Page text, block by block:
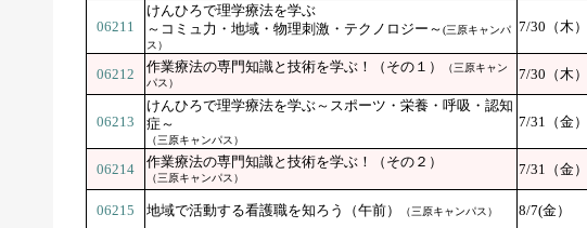
06211
けんひろで理学療法を学ぶ
～コミュ力・地域・物理刺激・テクノロジー～(三原キャンパ
ス）
7/30（木）
06212 作業療法の専門知識と技術を学ぶ！（その１）
（三原キャン
パス）
7/30（木）
06213
けんひろで理学療法を学ぶ～スポーツ・栄養・呼吸・認知
症～
（三原キャンパス）
7/31（金）
06214 作業療法の専門知識と技術を学ぶ！（その２）
（三原キャンパス）
7/31（金）
06215 地域で活動する看護職を知ろう（午前） （三原キャンパス） 8/7(金）